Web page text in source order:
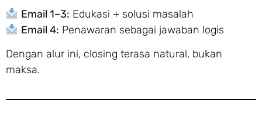
Email 1–3: Edukasi + solusi masalah
Email 4: Penawaran sebagai jawaban logis
Dengan alur ini, closing terasa natural, bukan
maksa.